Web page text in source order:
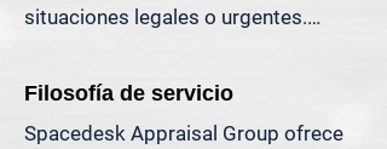
Apoyamos a propietarios, abogados,
en valores inmobiliarios precisos para
situaciones legales o urgentes.
En Spacedesk, utilizamos datos de
mercado más amplios, registros
verificados y técnicas de modelado
Filosofía de servicio
Spacedesk Appraisal Group ofrece